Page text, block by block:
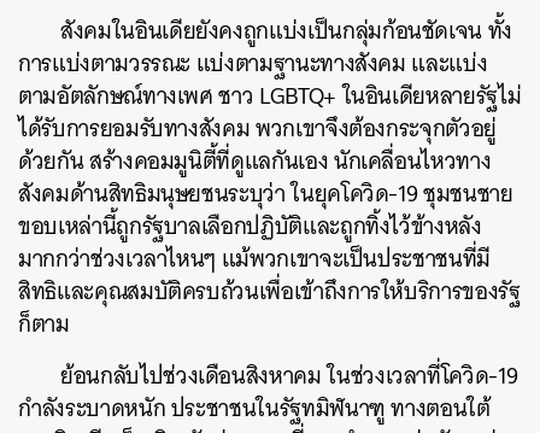
สังคมในอินเดียยังคงถูกแบ่งเป็นกลุ่มก้อนชัดเจน ทั้ง
การแบ่งตามวรรณะ แบ่งตามฐานะทางสังคม และแบ่ง
ตามอัตลักษณ์ทางเพศ ชาว LGBTQ+ ในอินเดียหลายรัฐไม่
ได้รับการยอมรับทางสังคม พวกเขาจึงต้องกระจุกตัวอยู่
ด้วยกัน สร้างคอมมูนิตี้ที่ดูแลกันเอง นักเคลื่อนไหวทาง
สังคมด้านสิทธิมนุษยชนระบุว่า ในยุคโควิด-19 ชุมชนชาย
ขอบเหล่านี้ถูกรัฐบาลเลือกปฏิบัติและถูกทิ้งไว้ข้างหลัง
มากกว่าช่วงเวลาไหนๆ แม้พวกเขาจะเป็นประชาชนที่มี
สิทธิและคุณสมบัติครบถ้วนเพื่อเข้าถึงการให้บริการของรัฐ
ก็ตาม
ย้อนกลับไปช่วงเดือนสิงหาคม ในช่วงเวลาที่โควิด-19
กำลังระบาดหนัก ประชาชนในรัฐทมิฬนาฑู ทางตอนใต้